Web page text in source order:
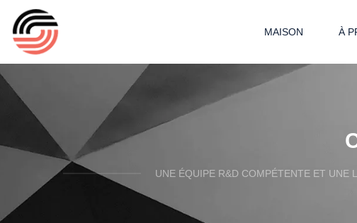
MAISON À
UNE ÉQUIPE R&D COMPÉTENTE ET UNE